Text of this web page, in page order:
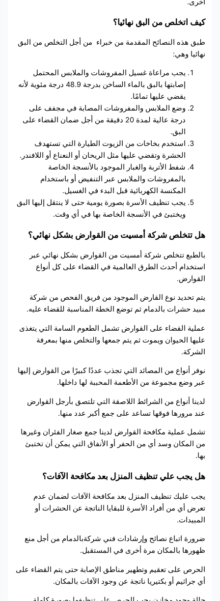
أخرى.
كيف اتخلص من البق نهائيا؟
طبق هذه النصائح المقدمة من خبراء من أجل التخلص من البق
نهائيا وهي:
يجب مراعاة غسيل المفروشات والملابس المحتمل
إصابتها بالبق بالماء الساخن بدرجة 48.9 درجة مئوية لأنه
يقضي عليها تمامًا.
وضع الملابس والمفروشات المصابة في مجفف على
درجة عالية لمدة 20 دقيقة من أجل ضمان القضاء على
البق.
استخدم بخاخات من الزيوت الطيارة التي تستهدف
الحشرة وتقضي عليها مثل الريحان أو النعناع أو اللافندر.
شفط الأتربة والغبار الموجود بالأنسجة الخاصة
بالمفروشات والملابس عبر التنفيض أو باستخدام
المكنسة الكهربائية قبل البدء في الغسيل.
يجب تنظيف الأسرة بصورة يومية حتى لا ينتقل إليها البق
ويختبئ في الأنسجة الخاصة بها في أي وقت.
هل تتخلص شركة أمسيت من القوارض بشكل نهائي؟
بالطبع تتخلص شركة أمسيت من القوارض بشكل نهائي عبر
استخدام أحدث الطرق العالمية في القضاء على كل أنواع
القوارض.
يتم تحديد نوع القارض الموجود من فريق الفحص من شركة
مبيد حشرات بالدمام ثم توضع الخطة المناسبة للقضاء عليه.
عملية القضاء على القوارض تشمل الطعوم السامة التي يتغذى
عليها الحيوان ويموت ثم يتم جمعها والتخلص منها بمعرفة
الشركة.
نوفر أنواع من المصائد التي تجذب عددًا كبيرًا من القوارض إليها
عبر وضع مجموعة من الأطعمة المحببة لها داخلها.
لدينا أنواع من الشرائط اللاصقة التي تلتصق بأرجل القوارض
عند مرورها فوقها تساعد على جمع أكبر عدد منها.
تشمل عملية مكافحة القوارض لدينا جمع صغار الفئران وغيرها
من المكان وسد أي من الحفر أو الأنفاق التي يمكن أن تختبئ
بها.
هل يجب علي تنظيف المنزل بعد مكافحة الآفات؟
يجب عليك تنظيف المنزل بعد مكافحة الآفات لضمان عدم
تعرض أي من أفراد الأسرة للبقايا الناتجة عن الحشرات أو
المبيدات.
ضرورة اتباع نصائح وإرشادات فني شركةبالدمام من أجل منع
ظهورها بالمكان مرة أخرى في المستقبل.
الحرص على تعقيم وتطهير مناطق الإصابة حتى يتم القضاء على
أي جراثيم أو بكتيريا ناتجة عن وجود الآفات بالمكان.